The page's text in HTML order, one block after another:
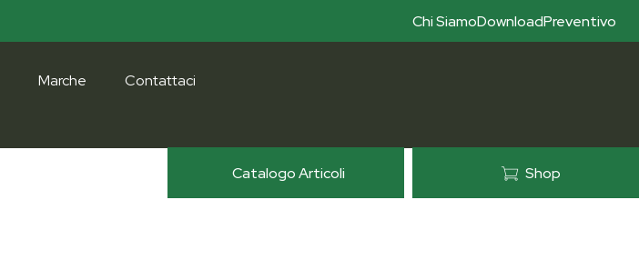
Preventivo
Download
Chi Siamo
Marche Contattaci
Catalogo Articoli Shop